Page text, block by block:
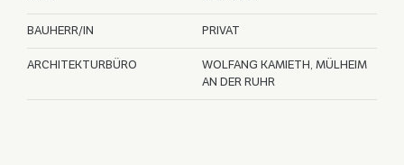
BAUHERR/IN PRIVAT
ARCHITEKTURBÜRO
WOLFANG KAMIETH, MÜLHEIM
AN DER RUHR